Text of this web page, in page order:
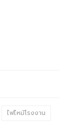
ไฟไหม้โรงงาน